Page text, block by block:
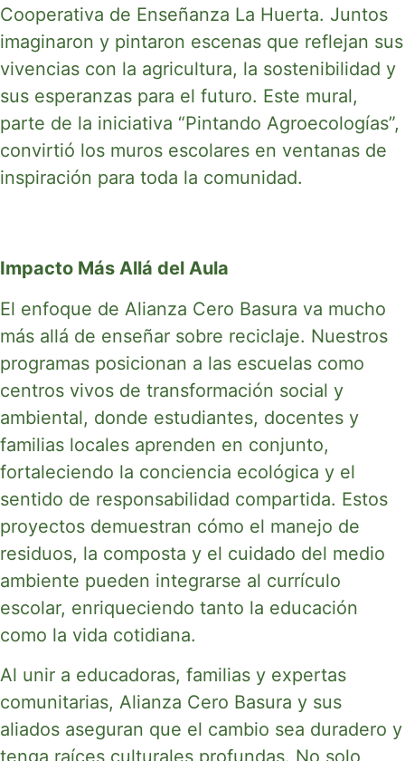
Cooperativa de Enseñanza La Huerta. Juntos
imaginaron y pintaron escenas que reflejan sus
vivencias con la agricultura, la sostenibilidad y
sus esperanzas para el futuro. Este mural,
parte de la iniciativa “Pintando Agroecologías”,
convirtió los muros escolares en ventanas de
inspiración para toda la comunidad.
Impacto Más Allá del Aula
El enfoque de Alianza Cero Basura va mucho
más allá de enseñar sobre reciclaje. Nuestros
programas posicionan a las escuelas como
centros vivos de transformación social y
ambiental, donde estudiantes, docentes y
familias locales aprenden en conjunto,
fortaleciendo la conciencia ecológica y el
sentido de responsabilidad compartida. Estos
proyectos demuestran cómo el manejo de
residuos, la composta y el cuidado del medio
ambiente pueden integrarse al currículo
escolar, enriqueciendo tanto la educación
como la vida cotidiana.
Al unir a educadoras, familias y expertas
comunitarias, Alianza Cero Basura y sus
aliados aseguran que el cambio sea duradero y
tenga raíces culturales profundas. No solo